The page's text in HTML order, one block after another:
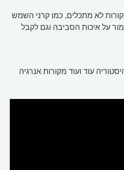
לא מתכלים, כמו קרני השמש
על איכות הסביבה וגם לקבל
עוד ועוד מקורות אנרגיה